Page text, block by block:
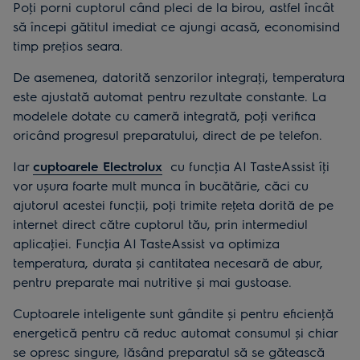
Poţi porni cuptorul când pleci de la birou, astfel încât
să începi gătitul imediat ce ajungi acasă, economisind
timp preţios seara.
De asemenea, datorită senzorilor integraţi, temperatura
este ajustată automat pentru rezultate constante. La
modelele dotate cu cameră integrată, poţi verifica
oricând progresul preparatului, direct de pe telefon.
Iarcuptoarele Electrolux cu funcţia AI TasteAssist îţi
vor ușura foarte mult munca în bucătărie, căci cu
ajutorul acestei funcţii, poţi trimite reţeta dorită de pe
internet direct către cuptorul tău, prin intermediul
aplicaţiei. Funcţia AI TasteAssist va optimiza
temperatura, durata și cantitatea necesară de abur,
pentru preparate mai nutritive și mai gustoase.
Cuptoarele inteligente sunt gândite și pentru eficienţă
energetică pentru că reduc automat consumul și chiar
se opresc singure, lăsând preparatul să se gătească